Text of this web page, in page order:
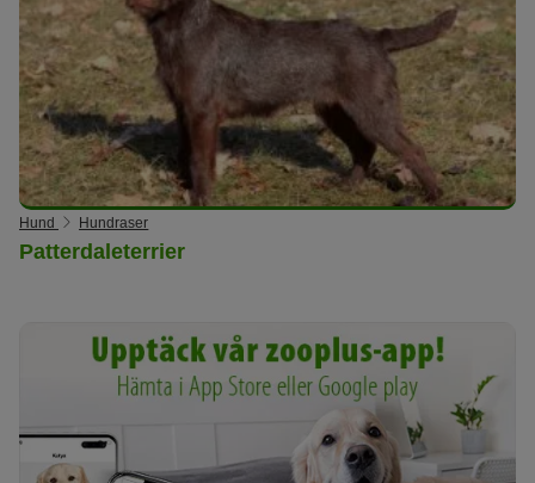
Hund Hundraser
Patterdaleterrier